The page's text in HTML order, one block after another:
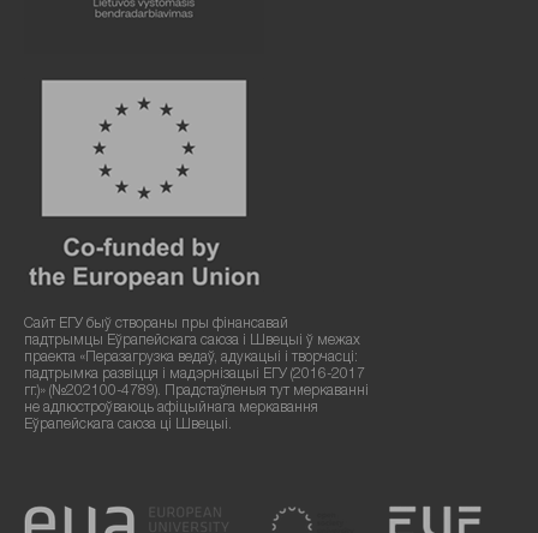
Сайт ЕГУ быў створаны пры фінансавай
падтрымцы Еўрапейскага саюза і Швецыі ў межах
праекта «Перазагрузка ведаў, адукацыі і творчасці:
падтрымка развіцця і мадэрнізацыі ЕГУ (2016-2017
гг.)» (№202100-4789). Прадстаўленыя тут меркаванні
не адлюстроўваюць афіцыйнага меркавання
Еўрапейскага саюза ці Швецыі.